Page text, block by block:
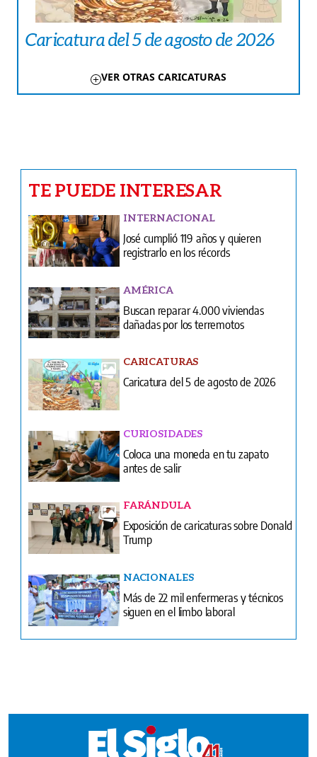
Caricatura del 5 de agosto de 2026
VER OTRAS CARICATURAS
José cumplió 119 años y quieren
registrarlo en los récords
AMÉRICA
Buscan reparar 4.000 viviendas
dañadas por los terremotos
CARICATURAS
Caricatura del 5 de agosto de 2026
CURIOSIDADES
Coloca una moneda en tu zapato
FARÁNDULA
Exposición de caricaturas sobre Donald
Trump
NACIONALES
Más de 22 mil enfermeras y técnicos
siguen en el limbo laboral
Suplementos